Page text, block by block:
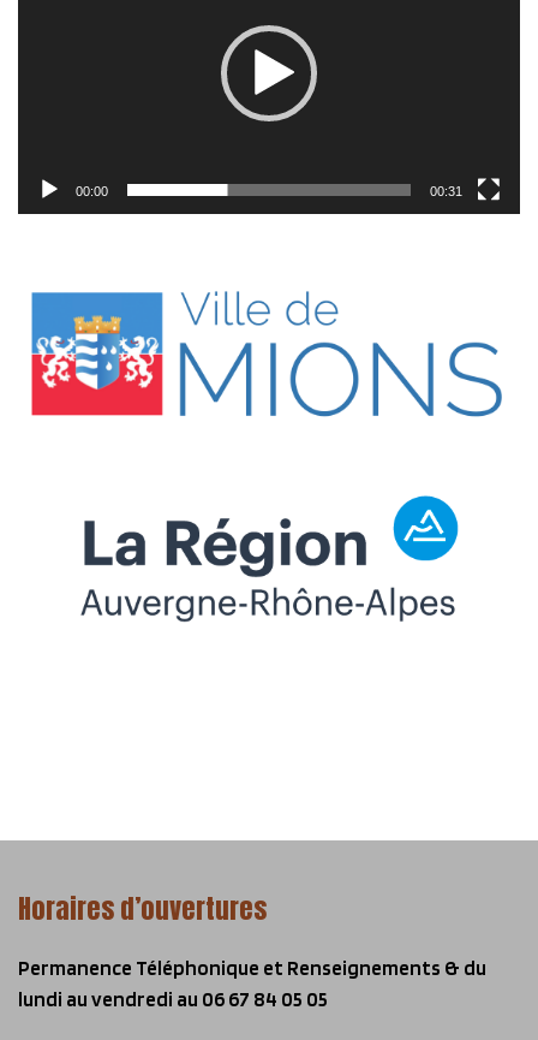
00:00 00:31
Horaires d’ouvertures
Permanence Téléphonique et Renseignements & du
lundi au vendredi au 06 67 84 05 05